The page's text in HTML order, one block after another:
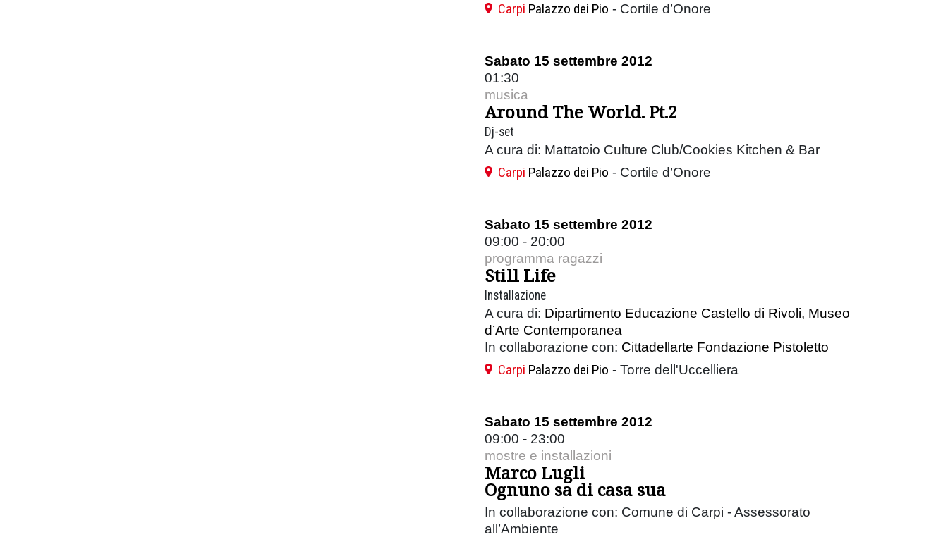
Carpi Palazzo dei Pio - Cortile d’Onore
Sabato 15 settembre 2012
01:30
musica
Around The World. Pt.2
Dj-set
A cura di: Mattatoio Culture Club/Cookies Kitchen & Bar
Carpi Palazzo dei Pio - Cortile d’Onore
Sabato 15 settembre 2012
09:00 - 20:00
programma ragazzi
Still Life
Installazione
A cura di: Dipartimento Educazione Castello di Rivoli, Museo
d’Arte Contemporanea
In collaborazione con: Cittadellarte Fondazione Pistoletto
Carpi Palazzo dei Pio - Torre dell'Uccelliera
Sabato 15 settembre 2012
09:00 - 23:00
mostre e installazioni
Marco Lugli
Ognuno sa di casa sua
In collaborazione con: Comune di Carpi - Assessorato
all’Ambiente